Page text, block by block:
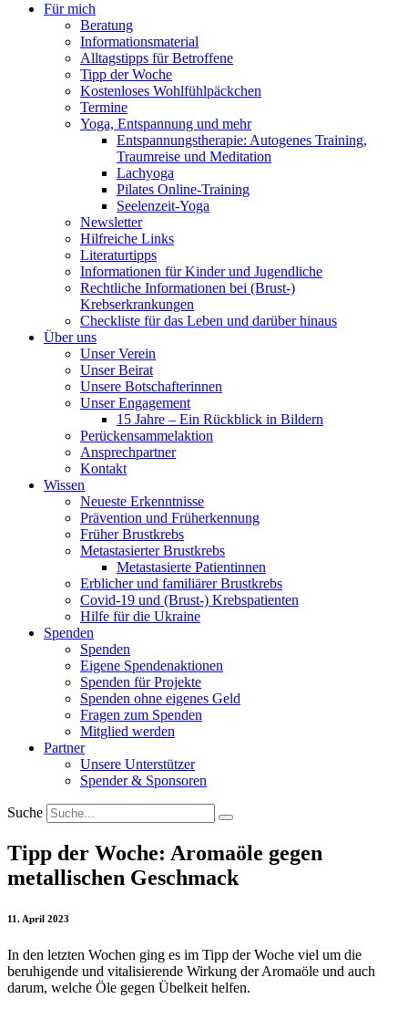
Für mich
Beratung
Informationsmaterial
Alltagstipps für Betroffene
Tipp der Woche
Kostenloses Wohlfühlpäckchen
Termine
Yoga, Entspannung und mehr
Entspannungstherapie: Autogenes Training,
Traumreise und Meditation
Lachyoga
Pilates Online-Training
Seelenzeit-Yoga
Newsletter
Hilfreiche Links
Literaturtipps
Informationen für Kinder und Jugendliche
Rechtliche Informationen bei (Brust-)
Krebserkrankungen
Checkliste für das Leben und darüber hinaus
Über uns
Unser Verein
Unser Beirat
Unsere Botschafterinnen
Unser Engagement
15 Jahre – Ein Rückblick in Bildern
Perückensammelaktion
Ansprechpartner
Kontakt
Wissen
Neueste Erkenntnisse
Prävention und Früherkennung
Früher Brustkrebs
Metastasierter Brustkrebs
Metastasierte Patientinnen
Erblicher und familiärer Brustkrebs
Covid-19 und (Brust-) Krebspatienten
Hilfe für die Ukraine
Spenden
Spenden
Eigene Spendenaktionen
Spenden für Projekte
Spenden ohne eigenes Geld
Fragen zum Spenden
Mitglied werden
Partner
Unsere Unterstützer
Spender & Sponsoren
Suche
Tipp der Woche: Aromaöle gegen
metallischen Geschmack
11. April 2023
In den letzten Wochen ging es im Tipp der Woche viel um die
beruhigende und vitalisierende Wirkung der Aromaöle und auch
darum, welche Öle gegen Übelkeit helfen.